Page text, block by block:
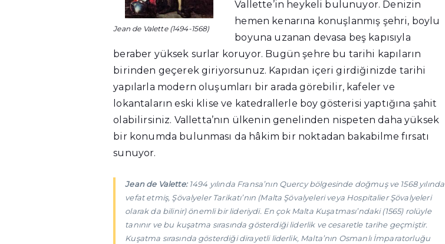
Jean de Valette (1494-1568)
Vallette’in heykeli bulunuyor. Denizin
hemen kenarına konuşlanmış şehri, boylu
boyuna uzanan devasa beş kapısıyla
beraber yüksek surlar koruyor. Bugün şehre bu tarihi kapıların
birinden geçerek giriyorsunuz. Kapıdan içeri girdiğinizde tarihi
yapılarla modern oluşumları bir arada görebilir, kafeler ve
lokantaların eski klise ve katedrallerle boy gösterisi yaptığına şahit
olabilirsiniz. Valletta’nın ülkenin genelinden nispeten daha yüksek
bir konumda bulunması da hâkim bir noktadan bakabilme fırsatı
sunuyor.
Jean de Valette: 1494 yılında Fransa’nın Quercy bölgesinde doğmuş ve 1568 yılında
vefat etmiş, Şövalyeler Tarikatı’nın (Malta Şövalyeleri veya Hospitalier Şövalyeleri
olarak da bilinir) önemli bir lideriydi. En çok Malta Kuşatması’ndaki (1565) rolüyle
tanınır ve bu kuşatma sırasında gösterdiği liderlik ve cesaretle tarihe geçmiştir.
Kuşatma sırasında gösterdiği dirayetli liderlik, Malta’nın Osmanlı İmparatorluğu